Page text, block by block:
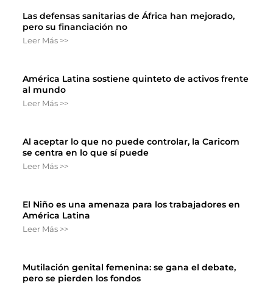
Las defensas sanitarias de África han mejorado,
pero su financiación no
Leer Más >>
América Latina sostiene quinteto de activos frente
al mundo
Leer Más >>
Al aceptar lo que no puede controlar, la Caricom
se centra en lo que sí puede
Leer Más >>
El Niño es una amenaza para los trabajadores en
América Latina
Leer Más >>
Mutilación genital femenina: se gana el debate,
pero se pierden los fondos